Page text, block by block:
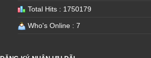
Total Hits : 1750179
Who's Online : 7